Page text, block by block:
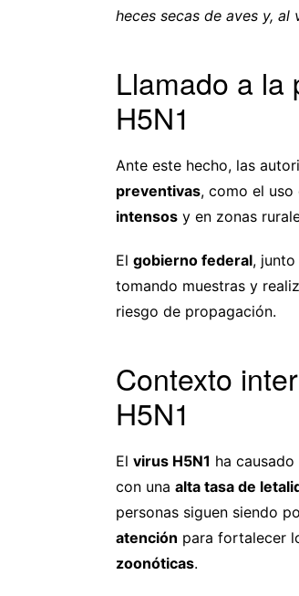
heces secas de aves y,
Llamado a la
H5N1
Ante este hecho, las
preventivas, como el uso
intensos y en zonas
El gobierno federal,
tomando muestras y
riesgo de propagación.
Contexto
H5N1
El virus H5N1 ha causado
con una alta tasa de
personas siguen siendo
atención para fortalecer
zoonóticas.